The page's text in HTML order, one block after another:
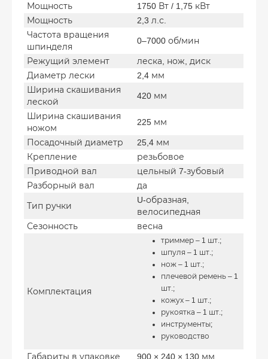
Мощность
1750 Вт / 1,75 кВт
Мощность
2,3 л.с.
Частота вращения
шпинделя
0–7000 об/мин
Режущий элемент
леска, нож, диск
Диаметр лески
2,4 мм
Ширина скашивания
леской
420 мм
Ширина скашивания
ножом
225 мм
Посадочный диаметр
25,4 мм
Крепление
резьбовое
Приводной вал
цельный 7-зубовый
Разборный вал
да
Тип ручки
U-образная,
велосипедная
Сезонность
весна
Комплектация
триммер – 1 шт.;
шпуля – 1 шт.;
нож – 1 шт.;
плечевой ремень – 1
шт.;
кожух – 1 шт.;
рукоятка – 1 шт.;
инструменты;
руководство
Габариты в упаковке
900 × 240 × 130 мм